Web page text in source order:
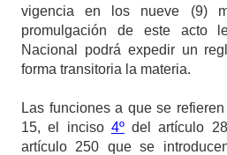
vigencia en los nueve (9)
promulgación de este acto
Nacional podrá expedir un
forma transitoria la materia.
Las funciones a que se
15, el inciso 4ºdel artículo
artículo 250 que se